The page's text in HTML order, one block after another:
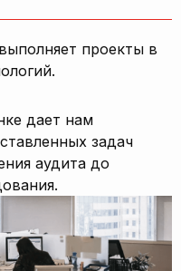
проекты в
дает нам
задач
аудита до